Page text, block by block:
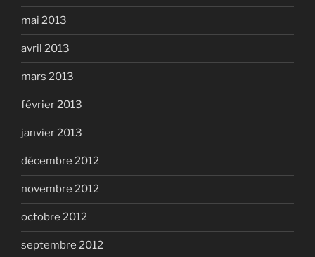
mai 2013
avril 2013
mars 2013
février 2013
janvier 2013
décembre 2012
novembre 2012
octobre 2012
septembre 2012